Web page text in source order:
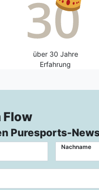
über 30 Jahre
Erfahrung
Flow
Puresports-
Nachname